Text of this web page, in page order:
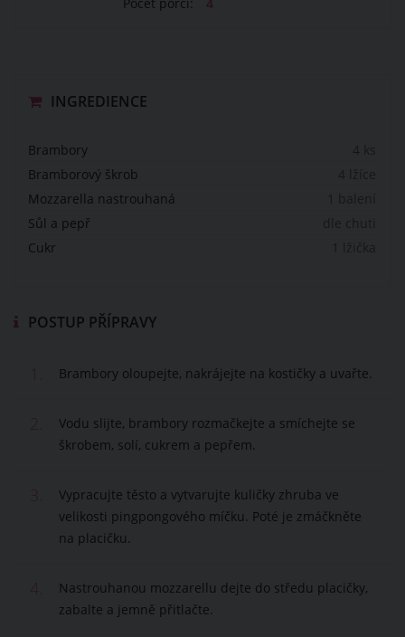
Počet porcí:
4
INGREDIENCE
Brambory
Bramborový škrob
Mozzarella nastrouhaná
Sůl a pepř
Cukr
POSTUP PŘÍPRAVY
Brambory oloupejte, nakrájejte na kostičky a uvařte.
Vodu slijte, brambory rozmačkejte a smíchejte se
škrobem, solí, cukrem a pepřem.
Vypracujte těsto a vytvarujte kuličky zhruba ve
velikosti pingpongového míčku. Poté je zmáčkněte
na placičku.
Nastrouhanou mozzarellu dejte do středu placičky,
zabalte a jemně přitlačte.